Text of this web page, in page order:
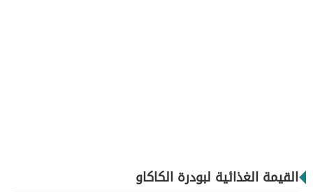
القيمة الغذائية لبودرة الكاكاو